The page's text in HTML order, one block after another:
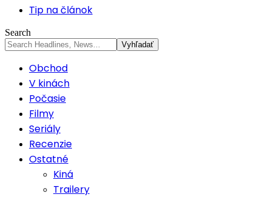
Tip na článok
Search
Obchod
V kinách
Počasie
Filmy
Seriály
Recenzie
Ostatné
Kiná
Trailery